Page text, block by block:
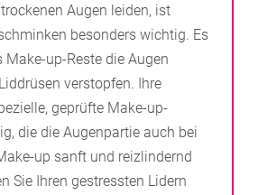
Augen leiden, ist
besonders wichtig. Es
Make-up-Reste die Augen
verstopfen. Ihre
geprüfte Make-up-
die die Augenpartie auch bei
up sanft und reizlindernd
Sie Ihren gestressten Lidern